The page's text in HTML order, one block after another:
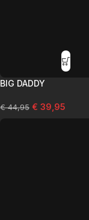
BIG DADDY
€44,95 € 39,95